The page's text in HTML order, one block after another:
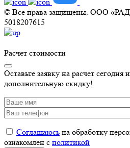
© Все права защищены. ООО
5018207615
Расчет стоимости
Оставьте заявку на расчет сегодня
дополнительную скидку!
Соглашаюсь на обработку
ознакомлен с политикой